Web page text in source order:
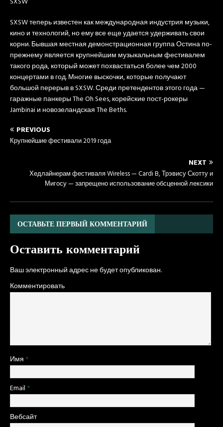
SXSW теперь известен как международная индустрия музыки,
кино и технологий, но ему все еще удается удерживать свои
корни. Бывшая местная демонстрационная группа Остина по-
прежнему является крупнейшим музыкальным фестивалем
такого рода, который может похвастаться более чем 2000
концертами в год. Многие выскочки, которые получают
большой перерыв в SXSW. Среди претендентов этого года —
гаражные панкеры The Oh Sees, корейские пост-рокеры
Jambinai и новозеландская The Beths.
PREVIOUS
Крупнейшие фестивали 2019 года
NEXT
Хедлайнерам фестиваля Wireless — Cardi B, Трэвису Скотту и
Мигосу — запрещено использование обсценной лексики
ОСТАВЬТЕ ПЕРВЫЙ КОММЕНТАРИЙ
Оставить комментарий
Ваш электронный адрес не будет опубликован.
Комментировать
Имя *
Email *
Вебсайт